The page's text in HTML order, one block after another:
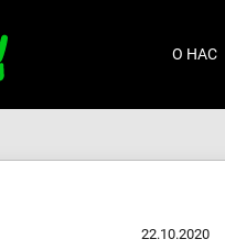
О НАС
22.10.2020